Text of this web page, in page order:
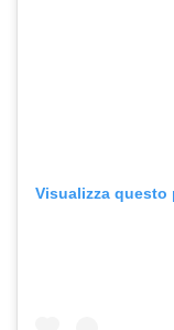
Visualizza questo